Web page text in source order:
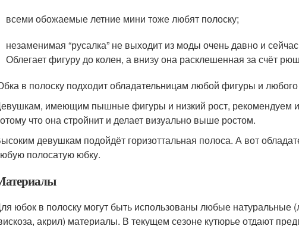
всеми обожаемые летние мини тоже любят полоску;
незаменимая “русалка” не выходит из моды очень давно и
Облегает фигуру до колен, а внизу она расклешенная за счёт
в полоску подходит обладательницам любой фигуры и любого
имеющим пышные фигуры и низкий рост, рекомендуем
что она стройнит и делает визуально выше ростом.
девушкам подойдёт горизоттальная полоса. А вот
полосатую юбку.
юбок в полоску могут быть использованы любые натуральные
акрил) материалы. В текущем сезоне кутюрье отдают